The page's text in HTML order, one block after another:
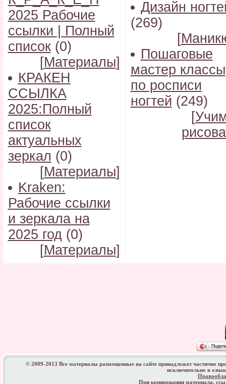
2025 Рабочие
ссылки | Полный
список (0)
[Материалы]
КРАКЕН
ССЫЛКА
2025:Полный
список
актуальных
зеркал (0)
[Материалы]
Kraken:
Рабочие ссылки
и зеркала на
2025 год (0)
[Материалы]
Дизайн
(269)
[
Пошаговые
мастер классы
по росписи
ногтей (249)
[
© 2009-2013 Все материалы размещенные на сайте принадлежат частично
исключительно в
При копировании материала,